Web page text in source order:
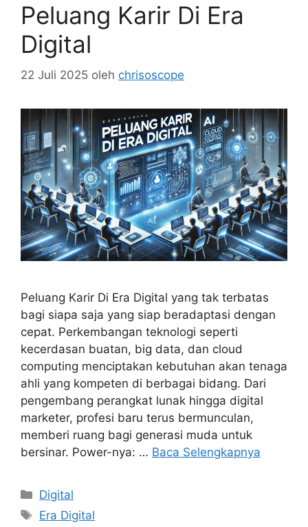
Peluang Karir Di Era
Digital
22 Juli 2025 oleh chrisoscope
Peluang Karir Di Era Digital yang tak terbatas
bagi siapa saja yang siap beradaptasi dengan
cepat. Perkembangan teknologi seperti
kecerdasan buatan, big data, dan cloud
computing menciptakan kebutuhan akan tenaga
ahli yang kompeten di berbagai bidang. Dari
pengembang perangkat lunak hingga digital
marketer, profesi baru terus bermunculan,
memberi ruang bagi generasi muda untuk
bersinar. Power-nya: … Baca Selengkapnya
Kategori
Digital
Tag
Era Digital